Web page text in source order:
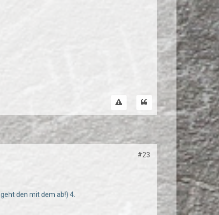
#23
den mit dem ab!) 4.